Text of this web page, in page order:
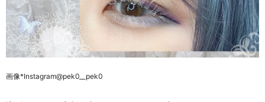
画像*Instagram@pek0__pek0